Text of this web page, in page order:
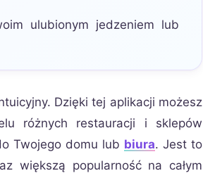
ulubionym jedzeniem lub
Dzięki tej aplikacji możesz
różnych restauracji i sklepów
Twojego domu lub biura. Jest to
większą popularność na całym